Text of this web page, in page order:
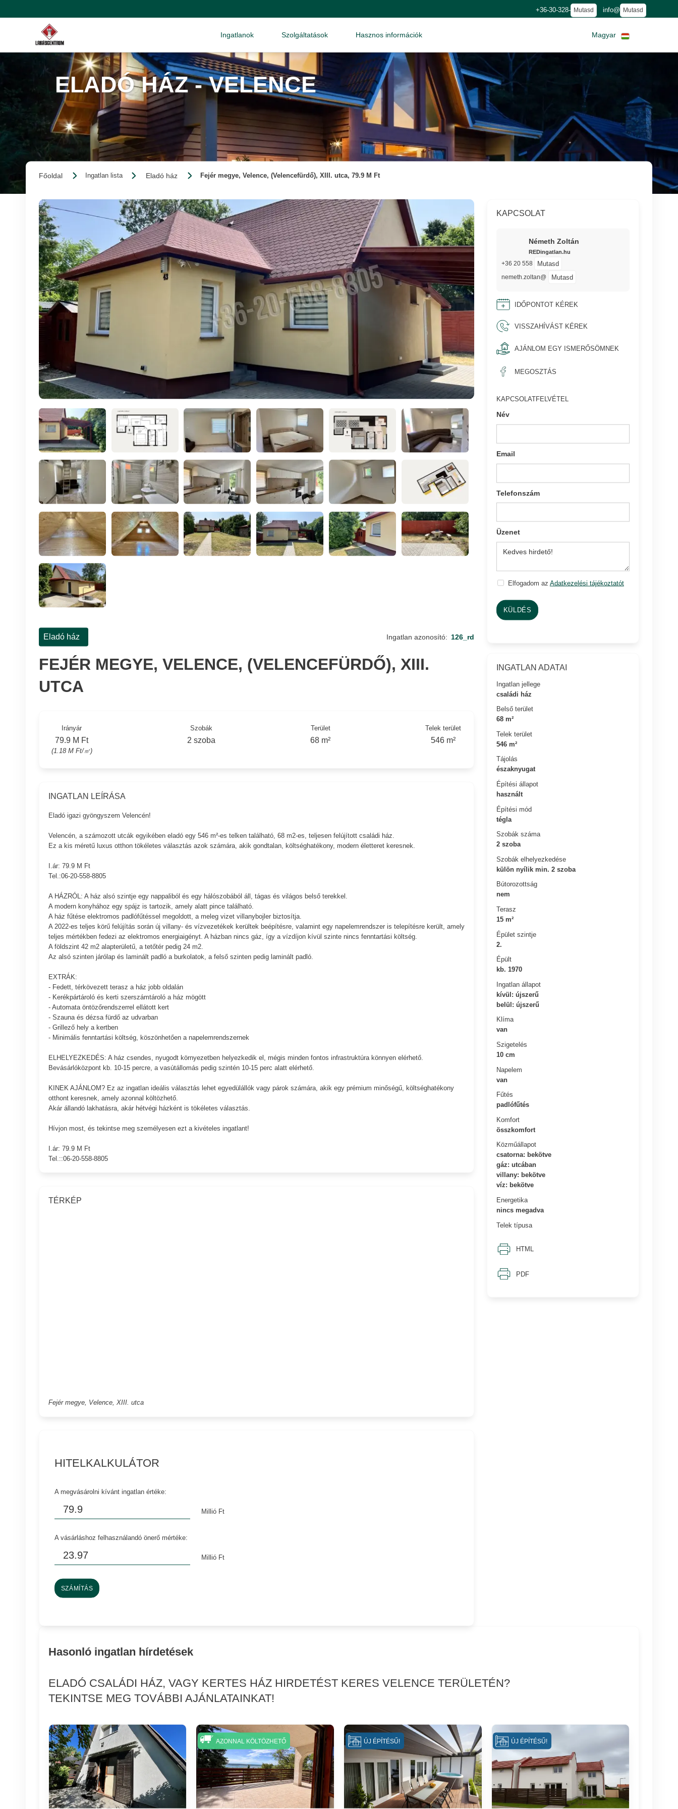
+36-30-328- Mutasd info@ Mutasd
Ingatlanok Szolgáltatások Hasznos információk Magyar
ELADÓ HÁZ - VELENCE
Főoldal Ingatlan lista Eladó ház Fejér megye, Velence, (Velencefürdő), XIII. utca, 79.9 M Ft
KAPCSOLAT
Németh Zoltán
REDingatlan.hu
+36 20 558 Mutasd
nemeth.zoltan@ Mutasd
IDŐPONTOT KÉREK
VISSZAHÍVÁST KÉREK
AJÁNLOM EGY ISMERŐSÖMNEK
MEGOSZTÁS
KAPCSOLATFELVÉTEL
Név
Email
Telefonszám
Üzenet
Elfogadom az Adatkezelési tájékoztatót
KÜLDÉS
INGATLAN ADATAI
Ingatlan jellege
családi ház
Belső terület
68 m²
Telek terület
546 m²
Tájolás
északnyugat
Építési állapot
használt
Építési mód
tégla
Szobák száma
2 szoba
Szobák elhelyezkedése
külön nyílik min. 2 szoba
Bútorozottság
nem
Terasz
15 m²
Épület szintje
2.
Épült
kb. 1970
Ingatlan állapot
kívül: újszerű
belül: újszerű
Klíma
van
Szigetelés
10 cm
Napelem
van
Fűtés
padlófűtés
Komfort
összkomfort
Közműállapot
csatorna: bekötve
gáz: utcában
villany: bekötve
víz: bekötve
Energetika
nincs megadva
Telek típusa
HTML
PDF
Eladó ház Ingatlan azonosító: 126_rd
FEJÉR MEGYE, VELENCE, (VELENCEFÜRDŐ), XIII.
UTCA
Irányár
79.9 M Ft
(1.18 M Ft/㎡)
Szobák
2 szoba
Terület
68 m²
Telek terület
546 m²
INGATLAN LEÍRÁSA
Eladó igazi gyöngyszem Velencén!
Velencén, a számozott utcák egyikében eladó egy 546 m²-es telken található, 68 m2-es, teljesen felújított családi ház.
Ez a kis méretű luxus otthon tökéletes választás azok számára, akik gondtalan, költséghatékony, modern életteret keresnek.
I.ár: 79.9 M Ft
Tel.:06-20-558-8805
A HÁZRÓL: A ház alsó szintje egy nappaliból és egy hálószobából áll, tágas és világos belső terekkel.
A modern konyhához egy spájz is tartozik, amely alatt pince található.
A ház fűtése elektromos padlófűtéssel megoldott, a meleg vizet villanybojler biztosítja.
A 2022-es teljes körű felújítás során új villany- és vízvezetékek kerültek beépítésre, valamint egy napelemrendszer is telepítésre került, amely
teljes mértékben fedezi az elektromos energiaigényt. A házban nincs gáz, így a vízdíjon kívül szinte nincs fenntartási költség.
A földszint 42 m2 alapterületű, a tetőtér pedig 24 m2.
Az alsó szinten járólap és laminált padló a burkolatok, a felső szinten pedig laminált padló.
EXTRÁK:
- Fedett, térkövezett terasz a ház jobb oldalán
- Kerékpártároló és kerti szerszámtároló a ház mögött
- Automata öntözőrendszerrel ellátott kert
- Szauna és dézsa fürdő az udvarban
- Grillező hely a kertben
- Minimális fenntartási költség, köszönhetően a napelemrendszernek
ELHELYEZKEDÉS: A ház csendes, nyugodt környezetben helyezkedik el, mégis minden fontos infrastruktúra könnyen elérhető.
Bevásárlóközpont kb. 10-15 percre, a vasútállomás pedig szintén 10-15 perc alatt elérhető.
KINEK AJÁNLOM? Ez az ingatlan ideális választás lehet egyedülállók vagy párok számára, akik egy prémium minőségű, költséghatékony
otthont keresnek, amely azonnal költözhető.
Akár állandó lakhatásra, akár hétvégi házként is tökéletes választás.
Hívjon most, és tekintse meg személyesen ezt a kivételes ingatlant!
I.ár: 79.9 M Ft
Tel.::06-20-558-8805
TÉRKÉP
Fejér megye, Velence, XIII. utca
HITELKALKULÁTOR
A megvásárolni kívánt ingatlan értéke:
Millió Ft
A vásárláshoz felhasználandó önerő mértéke:
Millió Ft
SZÁMÍTÁS
Hasonló ingatlan hírdetések
ELADÓ CSALÁDI HÁZ, VAGY KERTES HÁZ HIRDETÉST KERES VELENCE TERÜLETÉN?
TEKINTSE MEG TOVÁBBI AJÁNLATAINKAT!
AZONNAL KÖLTÖZHETŐ ÚJ ÉPÍTÉSŰ! ÚJ ÉPÍTÉSŰ!